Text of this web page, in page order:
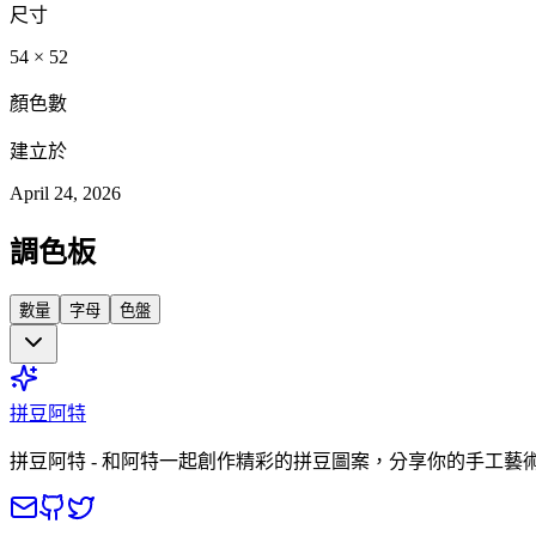
尺寸
54 × 52
顏色數
建立於
April 24, 2026
調色板
數量 字母 色盤
拼豆阿特
拼豆阿特 - 和阿特一起創作精彩的拼豆圖案，分享你的手工藝